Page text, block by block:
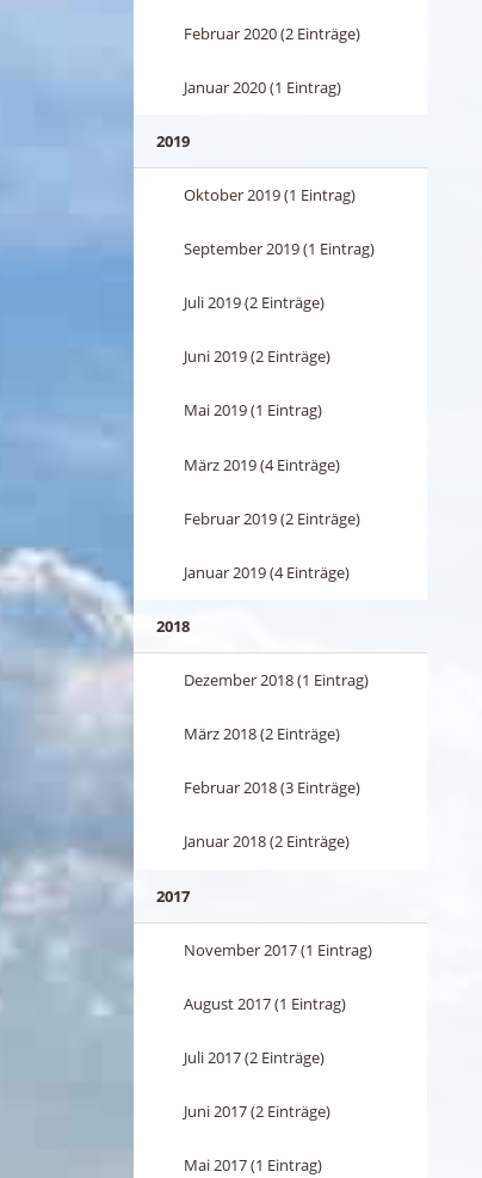
Februar 2020 (2 Einträge)
Januar 2020 (1 Eintrag)
2019
Oktober 2019 (1 Eintrag)
September 2019 (1 Eintrag)
Juli 2019 (2 Einträge)
Juni 2019 (2 Einträge)
Mai 2019 (1 Eintrag)
März 2019 (4 Einträge)
Februar 2019 (2 Einträge)
Januar 2019 (4 Einträge)
2018
Dezember 2018 (1 Eintrag)
März 2018 (2 Einträge)
Februar 2018 (3 Einträge)
Januar 2018 (2 Einträge)
2017
November 2017 (1 Eintrag)
August 2017 (1 Eintrag)
Juli 2017 (2 Einträge)
Juni 2017 (2 Einträge)
Mai 2017 (1 Eintrag)